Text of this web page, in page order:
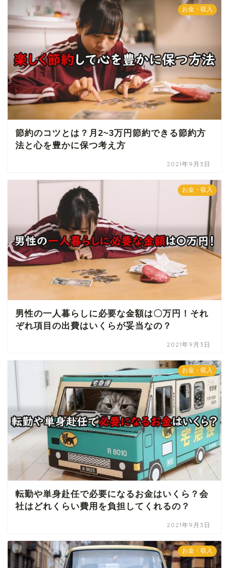
お金・収入
節約のコツとは？月2~3万円節約できる節約方
法と心を豊かに保つ考え方
2021年9月3日
お金・収入
男性の一人暮らしに必要な金額は〇万円！それ
ぞれ項目の出費はいくらが妥当なの？
2021年9月3日
お金・収入
転勤や単身赴任で必要になるお金はいくら？会
社はどれくらい費用を負担してくれるの？
2021年9月3日
お金・収入